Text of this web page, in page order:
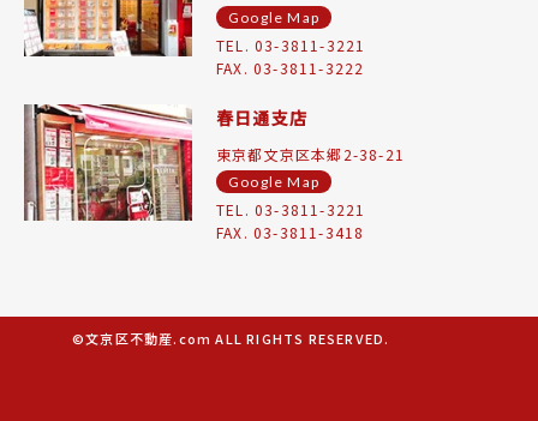
Google Map
TEL. 03-3811-3221
FAX. 03-3811-3222
春日通支店
東京都文京区本郷2-38-21
Google Map
TEL. 03-3811-3221
FAX. 03-3811-3418
©文京区不動産.com ALL RIGHTS RESERVED.